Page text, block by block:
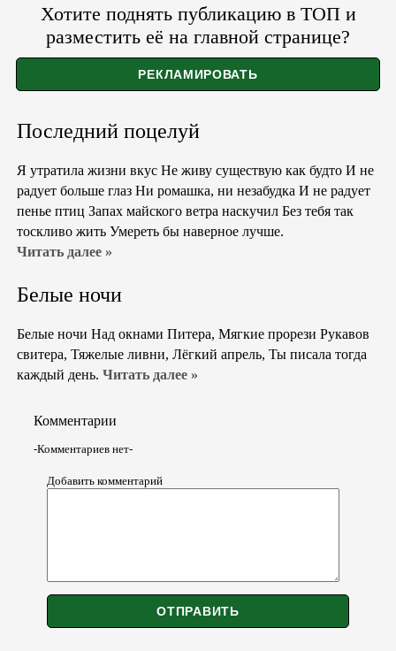
Хотите поднять публикацию в ТОП и
разместить её на главной странице?
Последний поцелуй
Я утратила жизни вкус Не живу существую как будто И не
радует больше глаз Ни ромашка, ни незабудка И не радует
пенье птиц Запах майского ветра наскучил Без тебя так
тоскливо жить Умереть бы наверное лучше.
Читать далее »
Белые ночи
Белые ночи Над окнами Питера, Мягкие прорези Рукавов
свитера, Тяжелые ливни, Лёгкий апрель, Ты писала тогда
каждый день. Читать далее »
Комментарии
-Комментариев нет-
Добавить комментарий